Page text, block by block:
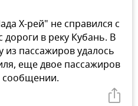
Х-рей" не справился с
в реку Кубань. В
пассажиров удалось
еще двое пассажиров
сообщении.